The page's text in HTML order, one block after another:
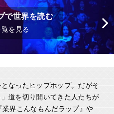
で世界を読む
を見る
なったヒップホップ。だがそ
道を切り開いてきた人たちが
界こんなもんだラップ』や